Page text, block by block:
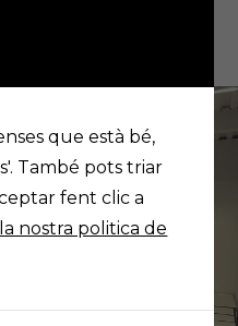
de l’ADV.
que està bé,
També pots triar
fent clic a
nostra politica de